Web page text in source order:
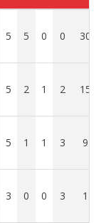
5 5 0 0 30
5 2 1 2 15
5 1 1 3 9
3 0 0 3 1